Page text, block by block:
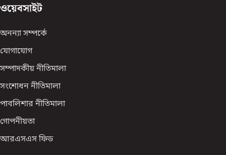
ওয়েবসাইট
অনন্যা সম্পর্কে
যোগাযোগ
সম্পাদকীয় নীতিমালা
সংশোধন নীতিমালা
পাবলিশার নীতিমালা
গোপনীয়তা
আরএসএস ফিড